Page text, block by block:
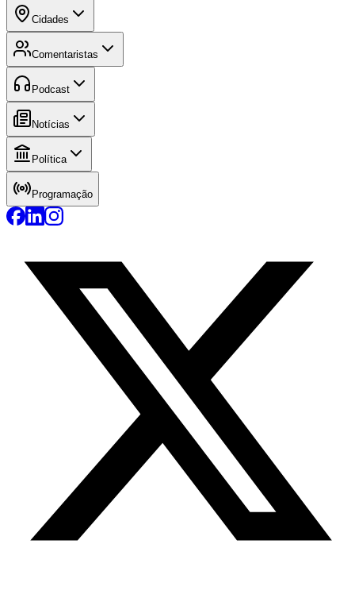
Cidades
Comentaristas
Podcast
Notícias
Política
Programação